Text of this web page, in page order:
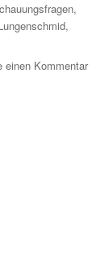
,
,
einen Kommentarzu